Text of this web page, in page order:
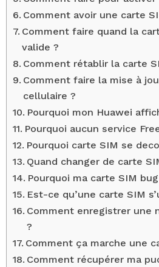
Comment avoir une carte
Comment faire quand la
valide ?
Comment rétablir la carte
Comment faire la mise à
cellulaire ?
Pourquoi mon Huawei
Pourquoi aucun service
Pourquoi carte SIM se
Quand changer de carte
Pourquoi ma carte SIM
Est-ce qu’une carte SIM
Comment enregistrer une
?
Comment ça marche une
Comment récupérer ma